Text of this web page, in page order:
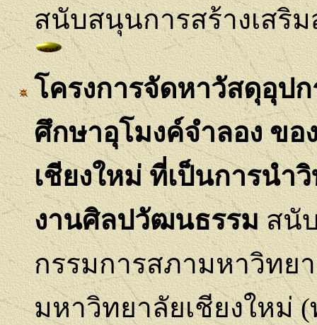
สนับสนุนการสร้างเสริ
โครงการจัดหาวัสดุอุป
ศึกษาอุโมงค์จำลอง ขอ
เชียงใหม่ ที่เป็นการนำ
งานศิลปวัฒนธรรมสนั
กรรมการสภามหาวิทย
มหาวิทยาลัยเชียงใหม่(